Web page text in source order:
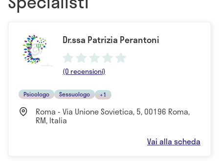
Dr.ssa Patrizia Perantoni
(0 recensioni)
Psicologo Sessuologo +1
Roma - Via Unione Sovietica, 5, 00196 Roma,
RM, Italia
Vai alla scheda